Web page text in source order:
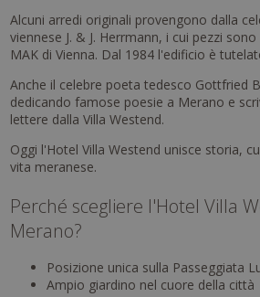
Alcuni arredi originali provengono dalla
viennese J. & J. Herrmann, i cui pezzi
MAK di Vienna. Dal 1984 l'edificio è
Anche il celebre poeta tedesco Gottfried
dedicando famose poesie a Merano e
lettere dalla Villa Westend.
Oggi l'Hotel Villa Westend unisce storia,
vita meranese.
Perché scegliere l'Hotel Villa
Merano?
Posizione unica sulla Passeggiata
Ampio giardino nel cuore della città